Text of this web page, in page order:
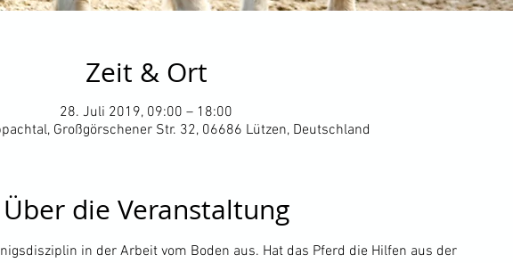
Zeit & Ort
28. Juli 2019, 09:00 – 18:00
Großgörschener Str. 32, 06686 Lützen, Deutschland
Über die Veranstaltung
in der Arbeit vom Boden aus. Hat das Pferd die Hilfen aus der